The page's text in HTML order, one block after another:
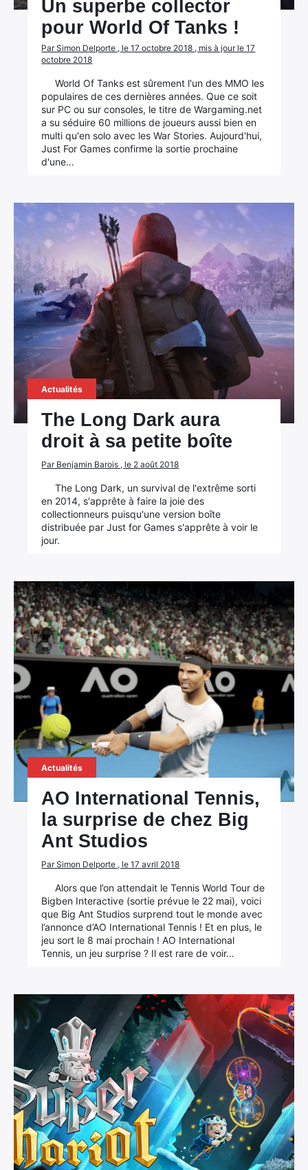
Un superbe collector
pour World Of Tanks !
Par Simon Delporte , le 17 octobre 2018 , mis à jour le 17
octobre 2018
World Of Tanks est sûrement l'un des MMO les
populaires de ces dernières années. Que ce soit
sur PC ou sur consoles, le titre de Wargaming.net
a su séduire 60 millions de joueurs aussi bien en
multi qu'en solo avec les War Stories. Aujourd'hui,
Just For Games confirme la sortie prochaine
d'une…
Actualités
The Long Dark aura
droit à sa petite boîte
Par Benjamin Barois , le 2 août 2018
The Long Dark, un survival de l'extrême sorti
en 2014, s'apprête à faire la joie des
collectionneurs puisqu'une version boîte
distribuée par Just for Games s'apprête à voir le
jour.
Actualités
AO International Tennis,
la surprise de chez Big
Ant Studios
Par Simon Delporte , le 17 avril 2018
Alors que l’on attendait le Tennis World Tour de
Bigben Interactive (sortie prévue le 22 mai), voici
que Big Ant Studios surprend tout le monde avec
l’annonce d’AO International Tennis ! Et en plus, le
jeu sort le 8 mai prochain ! AO International
Tennis, un jeu surprise ? Il est rare de voir…